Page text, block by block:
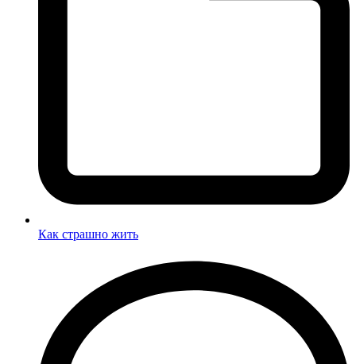
Как страшно жить